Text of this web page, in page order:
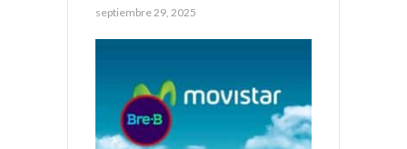
septiembre 29, 2025